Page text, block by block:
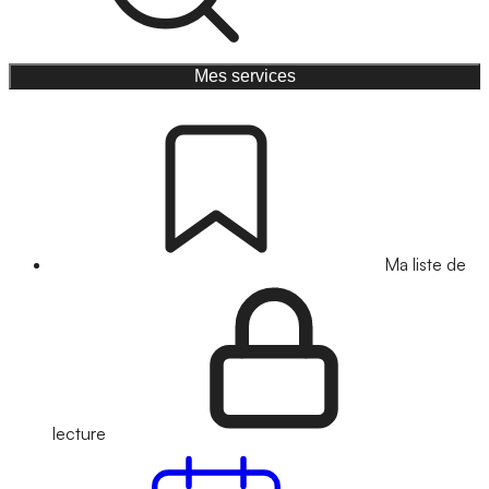
Mes services
Ma liste de
lecture